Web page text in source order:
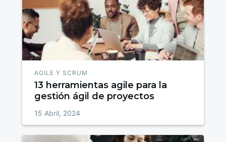
AGILE Y SCRUM
13 herramientas agile para la
gestión ágil de proyectos
15 Abril, 2024